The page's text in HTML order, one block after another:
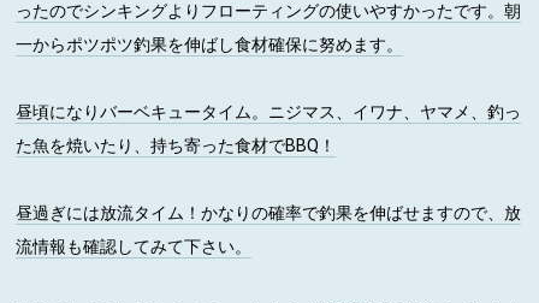
ったのでシンキングよりフローティングの使いやすかったです。朝
一からポツポツ釣果を伸ばし食材確保に努めます。
昼頃になりバーベキュータイム。ニジマス、イワナ、ヤマメ、釣っ
た魚を焼いたり、持ち寄った食材でBBQ！
昼過ぎには放流タイム！かなりの確率で釣果を伸ばせますので、放
流情報も確認してみて下さい。